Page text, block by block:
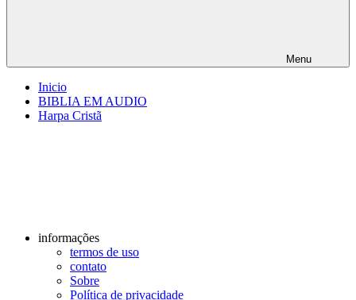
Menu
Inicio
BIBLIA EM AUDIO
Harpa Cristã
informações
termos de uso
contato
Sobre
Política de privacidade